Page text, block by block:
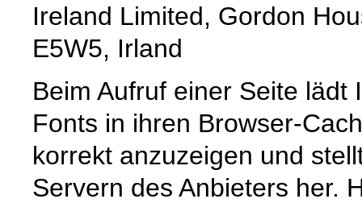
Ireland Limited, Gordon
E5W5, Irland
Beim Aufruf einer Seite
Fonts in ihren Browser-
korrekt anzuzeigen und
Servern des Anbieters her.